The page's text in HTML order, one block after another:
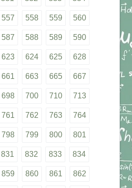
557 558 559 560
587 588 589 590
623 624 625 628
661 663 665 667
698 700 710 713
761 762 763 764
798 799 800 801
831 832 833 834
859 860 861 862